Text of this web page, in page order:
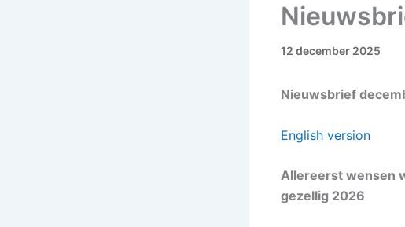
12 december 2025
Nieuwsbrief
English version
Allereerst wensen
gezellig 2026